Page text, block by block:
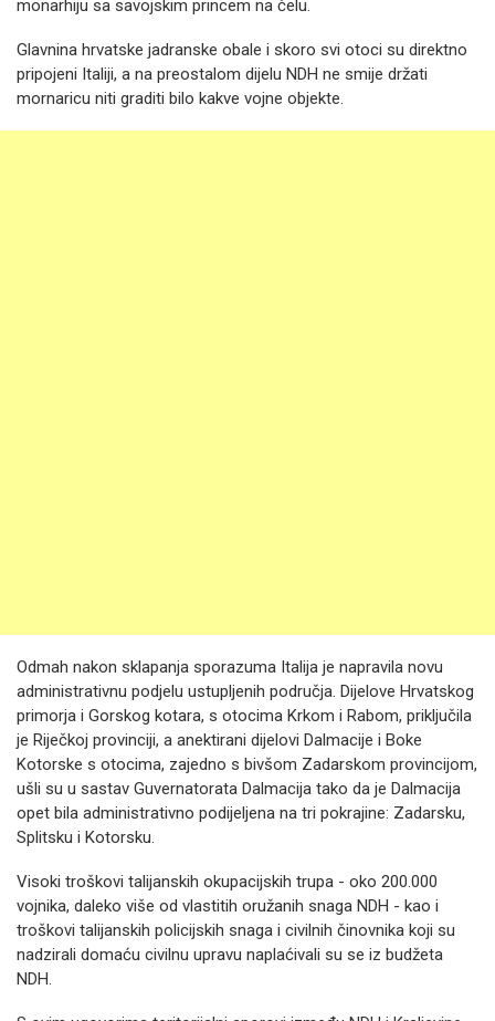
monarhiju sa savojskim princem na čelu.
Glavnina hrvatske jadranske obale i skoro svi otoci su direktno
pripojeni Italiji, a na preostalom dijelu NDH ne smije držati
mornaricu niti graditi bilo kakve vojne objekte.
Odmah nakon sklapanja sporazuma Italija je napravila novu
administrativnu podjelu ustupljenih područja. Dijelove Hrvatskog
primorja i Gorskog kotara, s otocima Krkom i Rabom, priključila
je Riječkoj provinciji, a anektirani dijelovi Dalmacije i Boke
Kotorske s otocima, zajedno s bivšom Zadarskom provincijom,
ušli su u sastav Guvernatorata Dalmacija tako da je Dalmacija
opet bila administrativno podijeljena na tri pokrajine: Zadarsku,
Splitsku i Kotorsku.
Visoki troškovi talijanskih okupacijskih trupa - oko 200.000
vojnika, daleko više od vlastitih oružanih snaga NDH - kao i
troškovi talijanskih policijskih snaga i civilnih činovnika koji su
nadzirali domaću civilnu upravu naplaćivali su se iz budžeta
NDH.